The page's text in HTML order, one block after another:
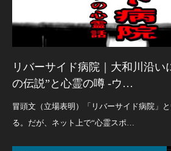
リバーサイド病院｜大和川沿い
の伝説”と心霊の噂 -ウ…
冒頭文（立場表明）「リバーサイド病院」
る。だが、ネット上で“心霊スポ…